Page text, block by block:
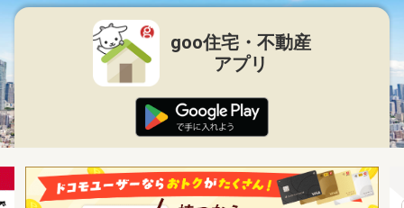
goo住宅・不動産
アプリ